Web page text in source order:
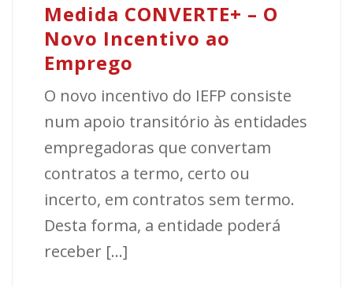
Medida CONVERTE+ – O
Novo Incentivo ao
Emprego
O novo incentivo do IEFP consiste
num apoio transitório às entidades
empregadoras que convertam
contratos a termo, certo ou
incerto, em contratos sem termo.
Desta forma, a entidade poderá
receber [...]